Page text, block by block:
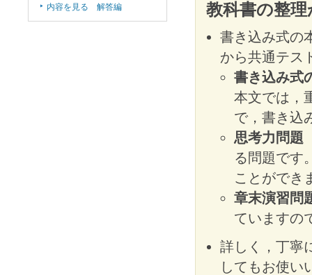
教科書の整
書き込み式の
から共通テス
書き込み式
本文では，
で，書き込
思考力問題
る問題です
ことができ
章末演習問
ていますの
詳しく，丁寧
してもお使い
内容を見る 解答編